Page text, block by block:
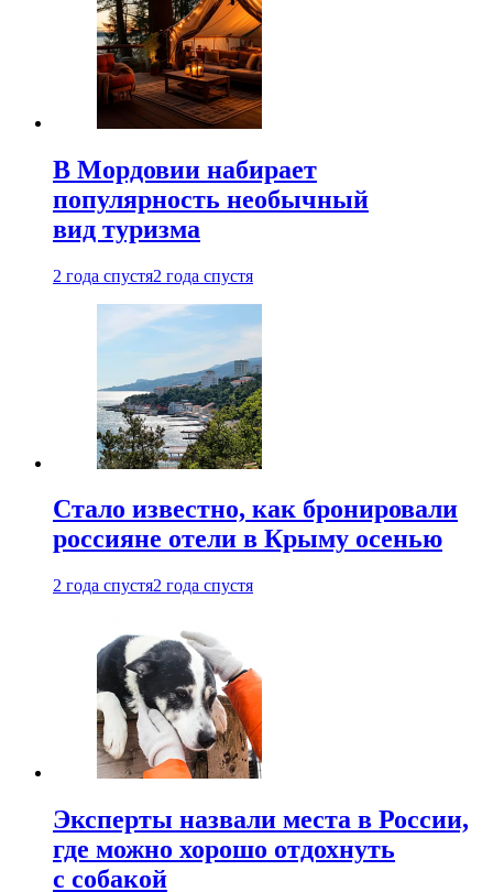
В Мордовии набирает
популярность необычный
вид туризма
2 года спустя2 года спустя
Стало известно, как бронировали
россияне отели в Крыму осенью
2 года спустя2 года спустя
Эксперты назвали места в России,
где можно хорошо отдохнуть
с собакой